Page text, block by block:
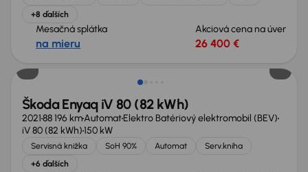
+8 ďalších
Mesačná splátka
na mieru
Akciová cena na úver
26 400 €
Zlacnené o 1 500 €
Škoda Enyaq iV 80 (82 kWh)
202188 196 kmAutomatElektro Batériový elektromobil (BEV)
iV 80 (82 kWh)150 kW
Servisná knižka SoH 90% Automat
Serv.kniha
+6 ďalších